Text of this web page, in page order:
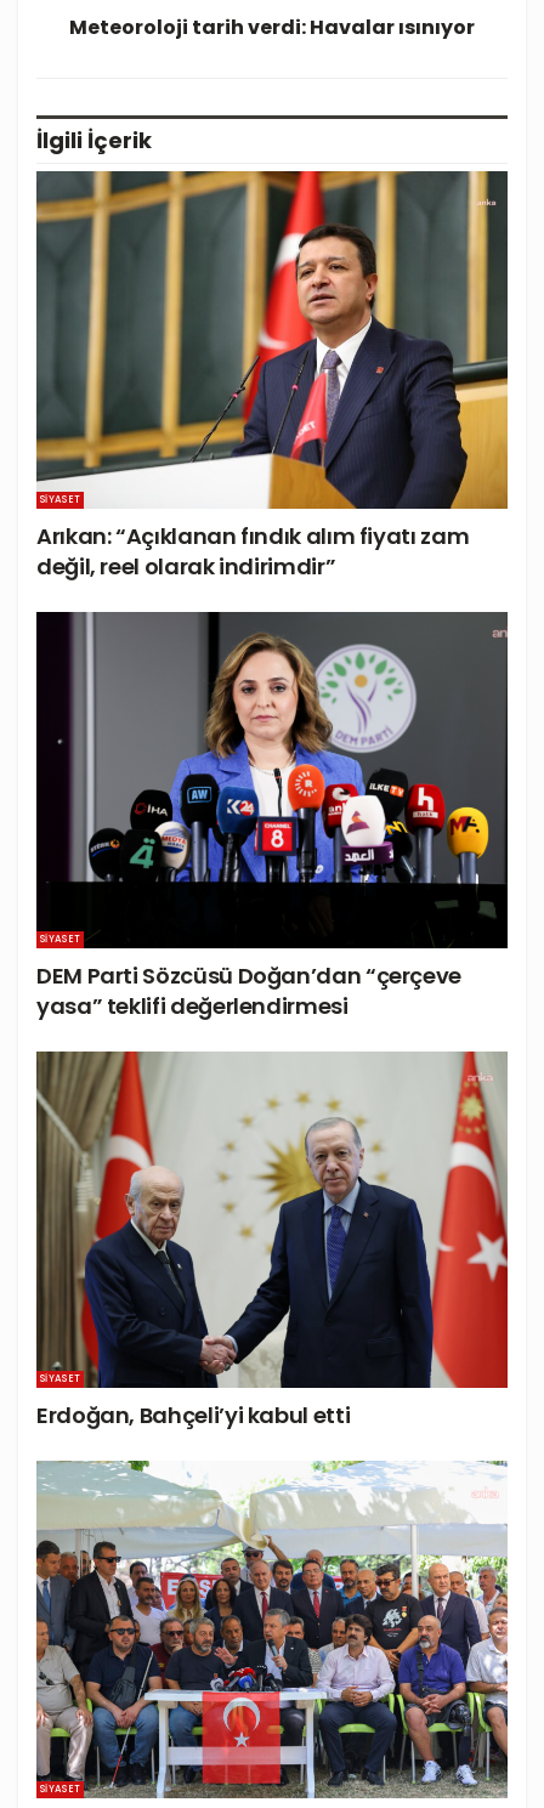
Meteoroloji tarih verdi: Havalar ısınıyor
İlgili İçerik
SIYASET
Arıkan: “Açıklanan fındık alım fiyatı zam
değil, reel olarak indirimdir”
SIYASET
DEM Parti Sözcüsü Doğan’dan “çerçeve
yasa” teklifi değerlendirmesi
SIYASET
Erdoğan, Bahçeli’yi kabul etti
SIYASET